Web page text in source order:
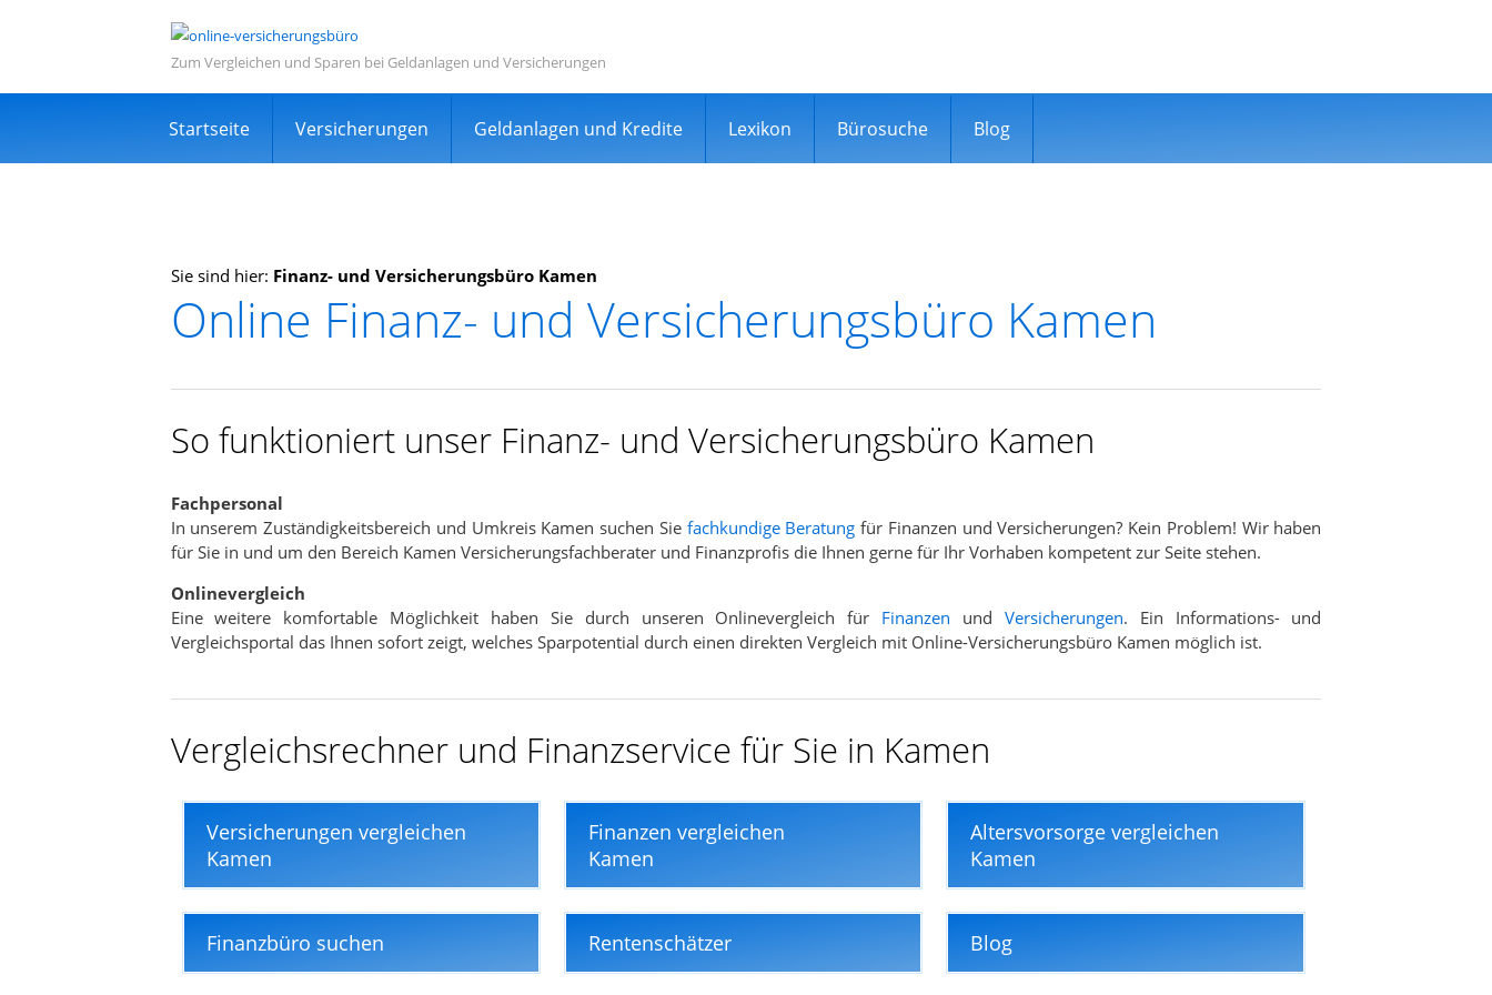
Zum Vergleichen und Sparen bei Geldanlagen und Versicherungen
Startseite Versicherungen Geldanlagen und Kredite Lexikon Bürosuche Blog
Informations- und Vergleichsportal
Sehr viele zufriedene Kunden
Kostenlos
Expertensuche in Ihrer Nähe
In nur wenigen Minuten
Sie sind hier: Finanz- und Versicherungsbüro Kamen
Online Finanz- und Versicherungsbüro Kamen
So funktioniert unser Finanz- und Versicherungsbüro Kamen
Fachpersonal
In unserem Zuständigkeitsbereich und Umkreis Kamen suchen Sie fachkundige Beratung für Finanzen und Versicherungen? Kein Problem! Wir haben
für Sie in und um den Bereich Kamen Versicherungsfachberater und Finanzprofis die Ihnen gerne für Ihr Vorhaben kompetent zur Seite stehen.
Onlinevergleich
Eine weitere komfortable Möglichkeit haben Sie durch unseren Onlinevergleich für Finanzen und Versicherungen. Ein Informations- und
Vergleichsportal das Ihnen sofort zeigt, welches Sparpotential durch einen direkten Vergleich mit Online-Versicherungsbüro Kamen möglich ist.
Vergleichsrechner und Finanzservice für Sie in Kamen
Versicherungen vergleichen
Kamen
Finanzen vergleichen
Kamen
Altersvorsorge vergleichen
Kamen
Finanzbüro suchen Rentenschätzer Blog